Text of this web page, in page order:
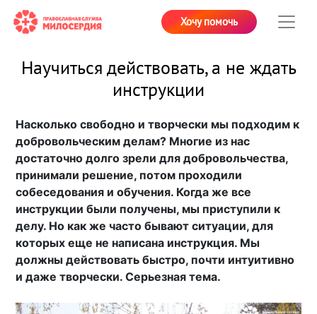
Хочу помочь
Научиться действовать, а не ждать
инструкции
Насколько свободно и творчески мы подходим к
добровольческим делам? Многие из нас
достаточно долго зрели для добровольчества,
принимали решение, потом проходили
собеседования и обучения. Когда же все
инструкции были получены, мы приступили к
делу. Но как же часто бывают ситуации, для
которых еще не написана инструкция. Мы
должны действовать быстро, почти интуитивно
и даже творчески. Серьезная тема.